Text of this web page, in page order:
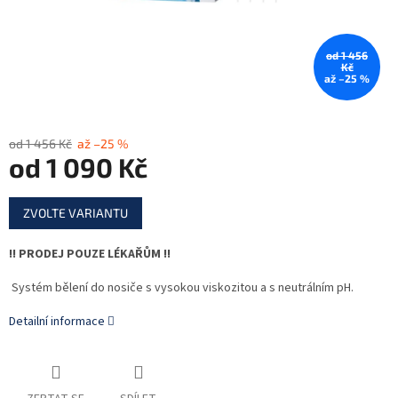
od 1 456
Kč
až –25 %
od 1 456 Kč až –25 %
od 1 090 Kč
Měrná
cena:
ZVOLTE VARIANTU
!! PRODEJ POUZE LÉKAŘŮM !!
Systém bělení do nosiče s vysokou viskozitou a s neutrálním pH.
Detailní informace